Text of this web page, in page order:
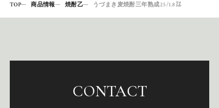
TOP 商品情報 焼酎乙 うづまき麦焼酎三年熟成25/1.8㍑
CONTACT